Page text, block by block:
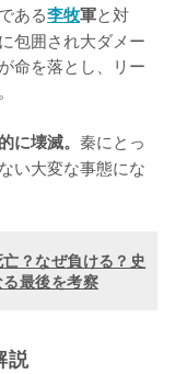
ある李牧軍と対
包囲され大ダメー
命を落とし、リー
に壊滅。 秦にとっ
い大変な事態にな
？なぜ負ける？史
最後を考察
説